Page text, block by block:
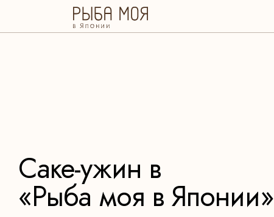
Саке-ужин в
«Рыба моя в Японии»